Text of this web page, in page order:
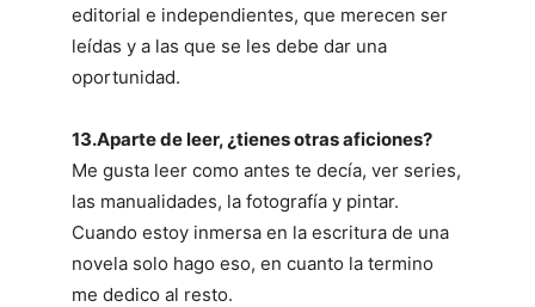
editorial e independientes, que merecen ser
leídas y a las que se les debe dar una
oportunidad.
13.Aparte de leer, ¿tienes otras aficiones?
Me gusta leer como antes te decía, ver series,
las manualidades, la fotografía y pintar.
Cuando estoy inmersa en la escritura de una
novela solo hago eso, en cuanto la termino
me dedico al resto.